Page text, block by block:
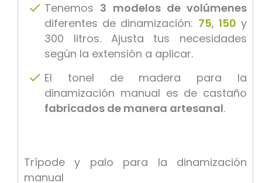
Tenemos 3 modelos de volúmenes
diferentes de dinamización: 75, 150 y
300 litros. Ajusta tus necesidades
según la extensión a aplicar.
El tonel de madera para la
dinamización manual es de castaño
fabricados de manera artesanal.
Trípode y palo para la dinamización
manual